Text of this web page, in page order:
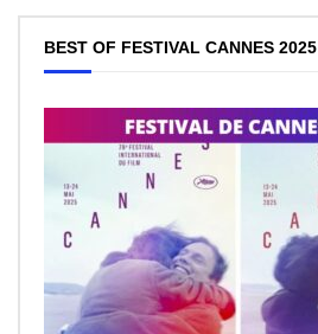
BEST OF FESTIVAL CANNES 2025